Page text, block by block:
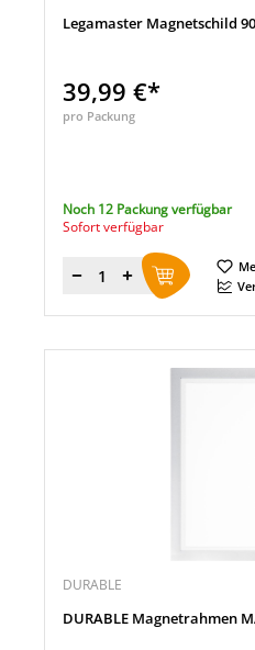
Legamaster Magnetschild
39,99 €*
pro Packung
Noch 12 Packung verfügbar
Sofort verfügbar
Menge
DURABLE
DURABLE Magnetrahmen